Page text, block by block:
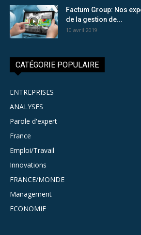
Factum Group: Nos
de la gestion de...
10 avril 2019
CATÉGORIE POPULAIRE
ENTREPRISES
ANALYSES
Parole d'expert
France
Emploi/Travail
Innovations
FRANCE/MONDE
Management
ECONOMIE